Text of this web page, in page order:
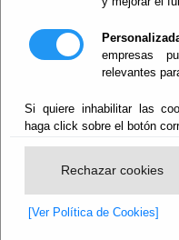
empresas
relevantes
Si quiere inhabilitar las
haga click sobre el botón
Rechazar cookies
[Ver Política de Cookies]
Información General
francés, rumano,
Y ahora, ¿qué hago?.
consume alguna
Prevención en el
Programa de Hábitos